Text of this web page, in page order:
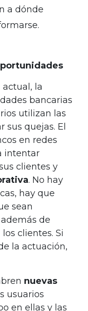
a dónde
la
bancarias
utilizan las
sus quejas. El
en redes
intentar
clientes y
. No hay
hay que
sean
de
clientes. Si
la actuación,
nuevas
usuarios
en ellas y las